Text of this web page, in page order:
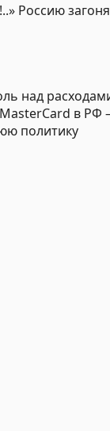
Россию
над
в РФ
политику